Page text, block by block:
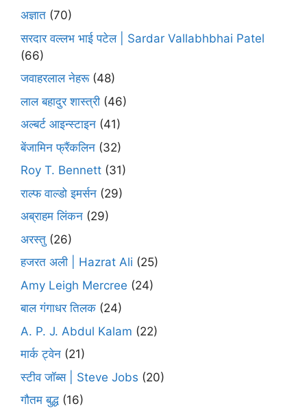
अज्ञात (70)
सरदार वल्लभ भाई पटेल | Sardar Vallabhbhai Patel
(66)
जवाहरलाल नेहरू(48)
लाल बहादुर शास्त्री (46)
अल्बर्ट आइन्स्टाइन (41)
बेंजामिन फ्रैंकलिन (32)
Roy T. Bennett (31)
राल्फ वाल्डो इमर्सन (29)
अब्राहम लिंकन (29)
अरस्तु (26)
हजरत अली | Hazrat Ali (25)
Amy Leigh Mercree (24)
बाल गंगाधर तिलक (24)
A. P. J. Abdul Kalam (22)
मार्क ट्वेन (21)
स्टीव जॉब्स | Steve Jobs (20)
गौतम बुद्ध (16)